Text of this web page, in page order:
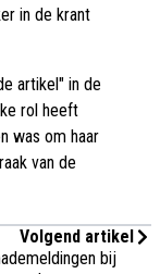
in de krant
artikel" in de
rol heeft
was om haar
van de
Volgend artikel
bij